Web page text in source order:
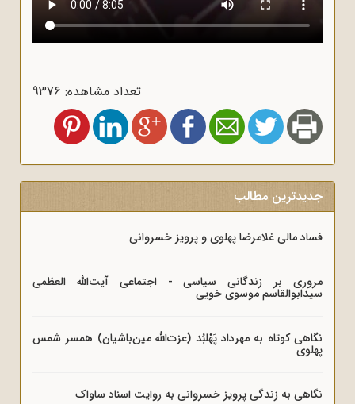
تعداد مشاهده: 9376
جدیدترین مطالب
فساد مالی غلامرضا پهلوی و پرویز خسروانی
مروری بر زندگانی سیاسی - اجتماعی آیت‌الله العظمی
سیدابوالقاسم موسوی خویی
نگاهی کوتاه به مهرداد پَهْلبُد (عزت‌الله مین‌باشیان) همسر شمس
پهلوی
نگاهی به زندگی پرویز خسروانی به روایت اسناد ساواک